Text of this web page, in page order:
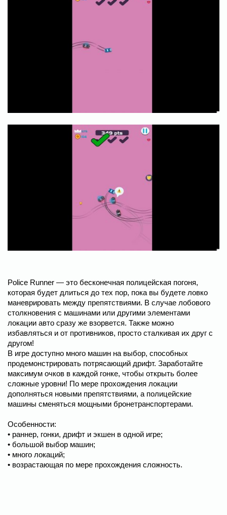
Police Runner — это бесконечная полицейская погоня,
которая будет длиться до тех пор, пока вы будете ловко
маневрировать между препятствиями. В случае лобового
столкновения с машинами или другими элементами
локации авто сразу же взорвется. Также можно
избавляться и от противников, просто сталкивая их друг с
другом!
В игре доступно много машин на выбор, способных
продемонстрировать потрясающий дрифт. Заработайте
максимум очков в каждой гонке, чтобы открыть более
сложные уровни! По мере прохождения локации
дополняться новыми препятствиями, а полицейские
машины сменяться мощными бронетранспортерами.
Особенности:
• раннер, гонки, дрифт и экшен в одной игре;
• большой выбор машин;
• много локаций;
• возрастающая по мере прохождения сложность.